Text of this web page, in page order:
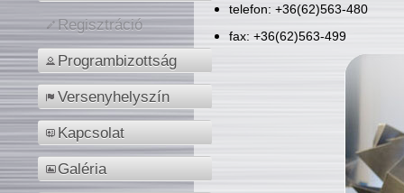
Regisztráció
Programbizottság
Versenyhelyszín
Kapcsolat
Galéria
telefon: +36(62)563-480
fax: +36(62)563-499